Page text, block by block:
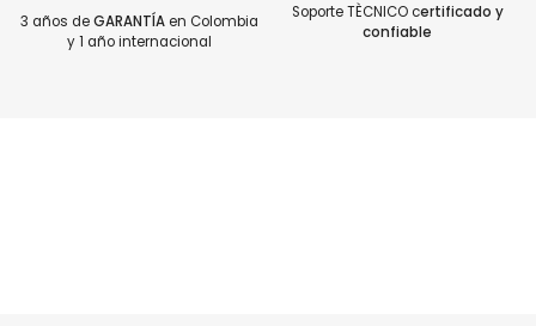
3 años deGARANTÍAen Colombia
y 1 año internacional
Soporte TÈCNICO certificado y
confiable